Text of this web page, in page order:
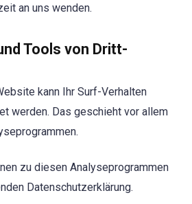
an uns wenden.
Tools von Dritt­
kann Ihr Surf-Verhalten
werden. Das geschieht vor allem
zu diesen Analyseprogrammen
Datenschutzerklärung.